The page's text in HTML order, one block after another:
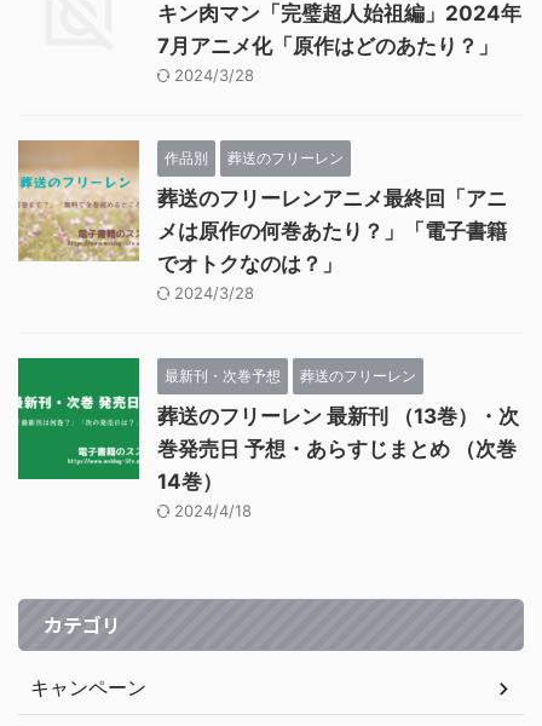
キン肉マン「完璧超人始祖編」2024年
7月アニメ化「原作はどのあたり？」
2024/3/28
作品別 葬送のフリーレン
葬送のフリーレンアニメ最終回「アニ
メは原作の何巻あたり？」「電子書籍
でオトクなのは？」
2024/3/28
最新刊・次巻予想 葬送のフリーレン
葬送のフリーレン 最新刊 （13巻）・次
巻発売日 予想・あらすじまとめ （次巻
14巻）
2024/4/18
カテゴリ
キャンペーン